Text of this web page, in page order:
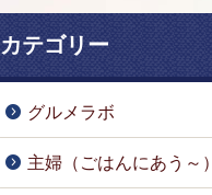
カテゴリー
グルメラボ
主婦（ごはんにあう～）